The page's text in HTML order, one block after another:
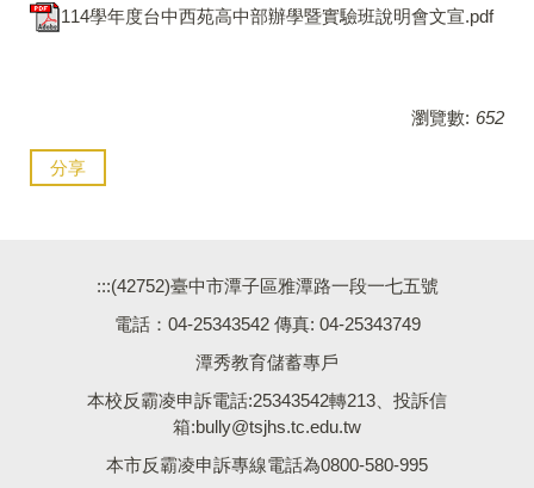
114學年度台中西苑高中部辦學暨實驗班說明會文宣.pdf
瀏覽數: 652
分享
:::(42752)臺中市潭子區雅潭路一段一七五號
電話：04-25343542 傳真: 04-25343749
潭秀教育儲蓄專戶
本校反霸凌申訴電話:25343542轉213、投訴信
箱:bully@tsjhs.tc.edu.tw
本市反霸凌申訴專線電話為0800-580-995